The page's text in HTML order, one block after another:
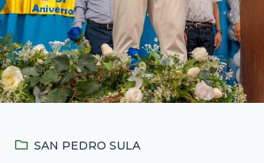
SAN PEDRO SULA